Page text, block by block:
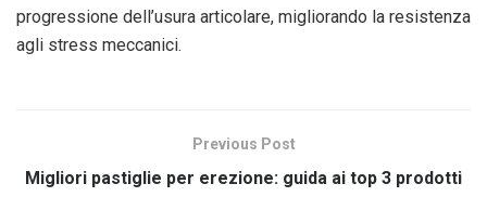
progressione dell’usura articolare, migliorando la resistenza
agli stress meccanici.
Previous Post
Migliori pastiglie per erezione: guida ai top 3 prodotti